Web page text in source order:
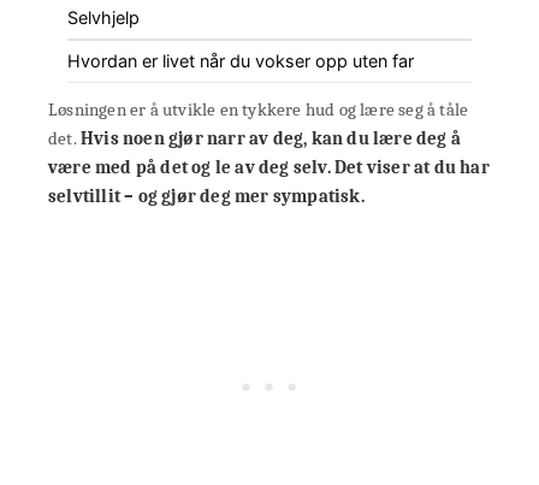
Selvhjelp
Hvordan er livet når du vokser opp uten far
Løsningen er å utvikle en tykkere hud og lære seg å tåle
det.Hvis noen gjør narr av deg, kan du lære deg å
være med på det og le av deg selv.Det viser at du har
selvtillit – og gjør deg mer sympatisk.